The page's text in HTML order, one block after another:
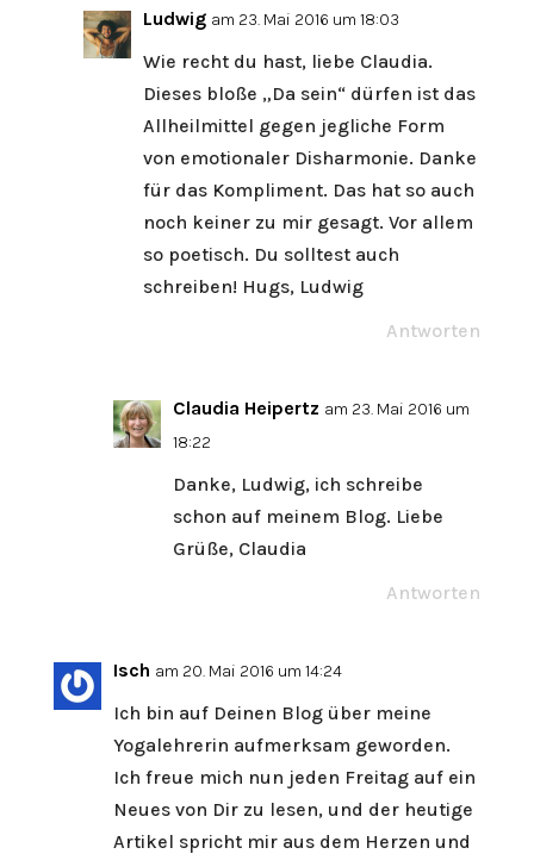
Ludwig am 23. Mai 2016 um 18:03
Wie recht du hast, liebe Claudia.
Dieses bloße „Da sein“ dürfen ist das
Allheilmittel gegen jegliche Form
von emotionaler Disharmonie. Danke
für das Kompliment. Das hat so auch
noch keiner zu mir gesagt. Vor allem
so poetisch. Du solltest auch
schreiben! Hugs, Ludwig
Antworten
Claudia Heipertz am 23. Mai 2016 um
18:22
Danke, Ludwig, ich schreibe
schon auf meinem Blog. Liebe
Grüße, Claudia
Antworten
Isch am 20. Mai 2016 um 14:24
Ich bin auf Deinen Blog über meine
Yogalehrerin aufmerksam geworden.
Ich freue mich nun jeden Freitag auf ein
Neues von Dir zu lesen, und der heutige
Artikel spricht mir aus dem Herzen und